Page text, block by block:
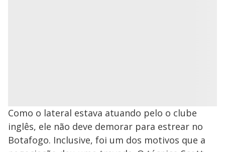
Como o lateral estava atuando pelo o clube
inglês, ele não deve demorar para estrear no
Botafogo. Inclusive, foi um dos motivos que a